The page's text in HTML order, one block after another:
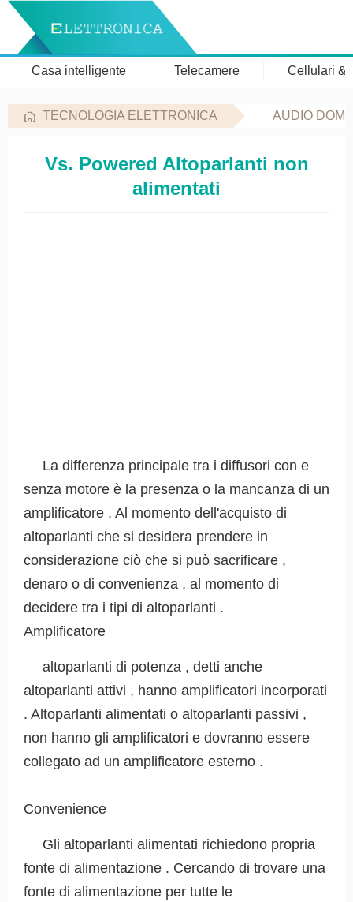
Casa intelligente Telecamere Cellulari &
TECNOLOGIA ELETTRONICA AUDIO
Vs. Powered Altoparlanti non
alimentati
La differenza principale tra i diffusori con e
senza motore è la presenza o la mancanza di un
amplificatore . Al momento dell'acquisto di
altoparlanti che si desidera prendere in
considerazione ciò che si può sacrificare ,
denaro o di convenienza , al momento di
decidere tra i tipi di altoparlanti .
Amplificatore
altoparlanti di potenza , detti anche
altoparlanti attivi , hanno amplificatori incorporati
. Altoparlanti alimentati o altoparlanti passivi ,
non hanno gli amplificatori e dovranno essere
collegato ad un amplificatore esterno .
Convenience
Gli altoparlanti alimentati richiedono propria
fonte di alimentazione . Cercando di trovare una
fonte di alimentazione per tutte le